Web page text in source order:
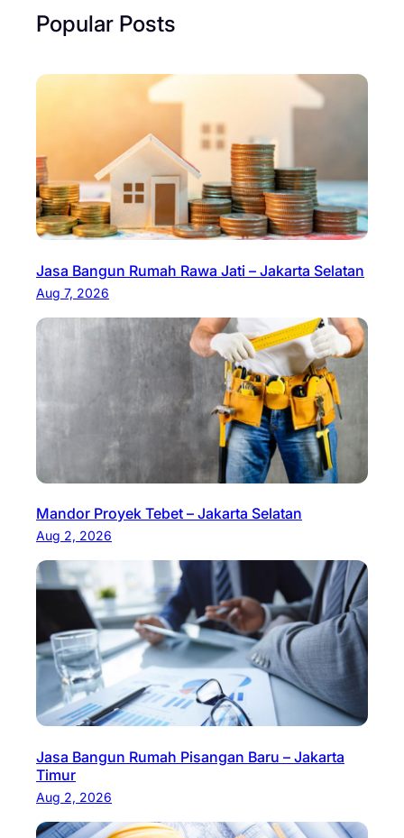
Popular Posts
Jasa Bangun Rumah Rawa Jati – Jakarta Selatan
Aug 7, 2026
Mandor Proyek Tebet – Jakarta Selatan
Aug 2, 2026
Jasa Bangun Rumah Pisangan Baru – Jakarta
Timur
Aug 2, 2026